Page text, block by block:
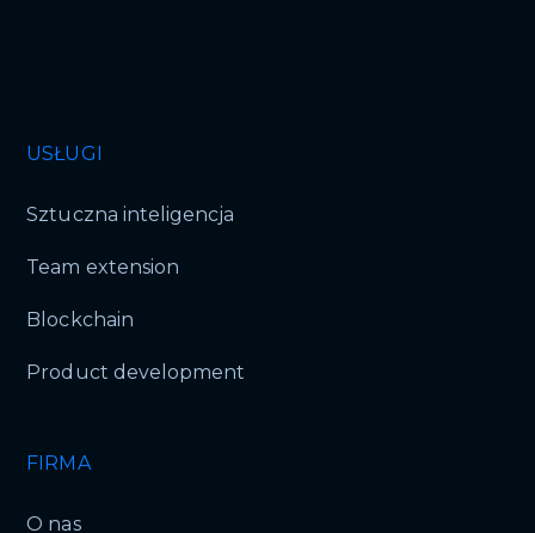
USŁUGI
Sztuczna inteligencja
Team extension
Blockchain
Product development
FIRMA
O nas